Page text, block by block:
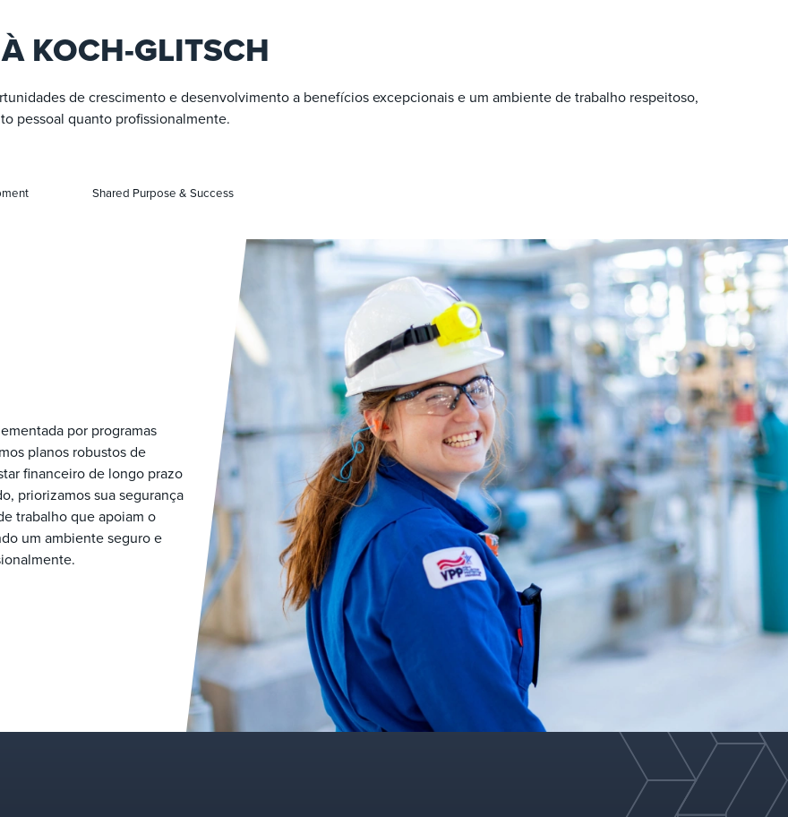
KOCH-GLITSCH
de crescimento e desenvolvimento a benefícios excepcionais e um ambiente de trabalho respeitoso,
pessoal quanto profissionalmente.
Shared Purpose & Success
por programas
planos robustos de
financeiro de longo prazo
priorizamos sua segurança
trabalho que apoiam o
um ambiente seguro e